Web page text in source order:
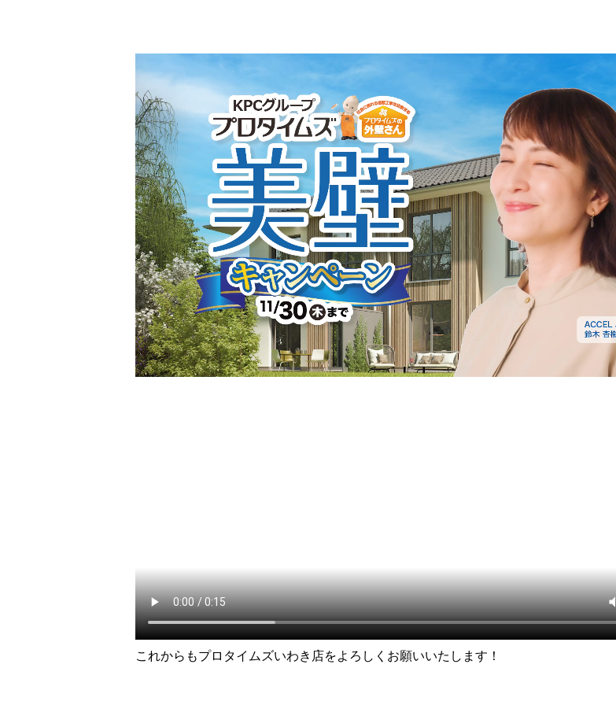
これからもプロタイムズいわき店をよろしくお願いいたします！